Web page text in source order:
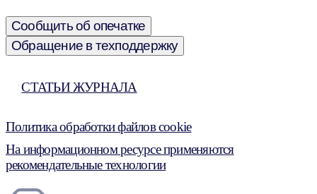
Сообщить об опечатке
Обращение в техподдержку
СТАТЬИ ЖУРНАЛА
Политика обработки файлов cookie
На информационном ресурсе применяются
рекомендательные технологии